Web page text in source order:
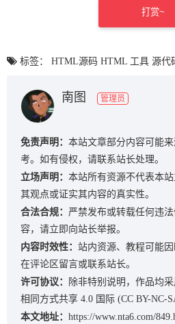
打赏~
标签： HTML源码 HTML 工具 源代
南图 管理员
免责声明： 本站文章部分内容可能
考。如有侵权，请联系站长处理。
立场声明： 本站所有资源不代表本
其观点或证实其内容的真实性。
合法合规： 严禁发布或转载任何违
容，请立即向站长举报。
内容时效性： 站内资源、教程可能
在评论区留言或联系站长。
许可协议：
除非特别说明，作品均采
相同方式共享 4.0 国际 (CC BY-NC-
本文地址： https://www.nta6.com/